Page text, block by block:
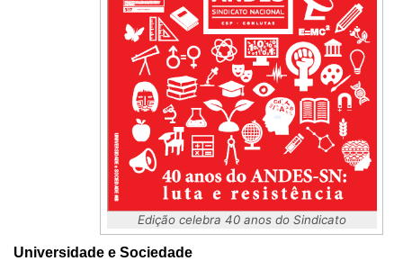
Edição celebra 40 anos do Sindicato
Universidade e Sociedade